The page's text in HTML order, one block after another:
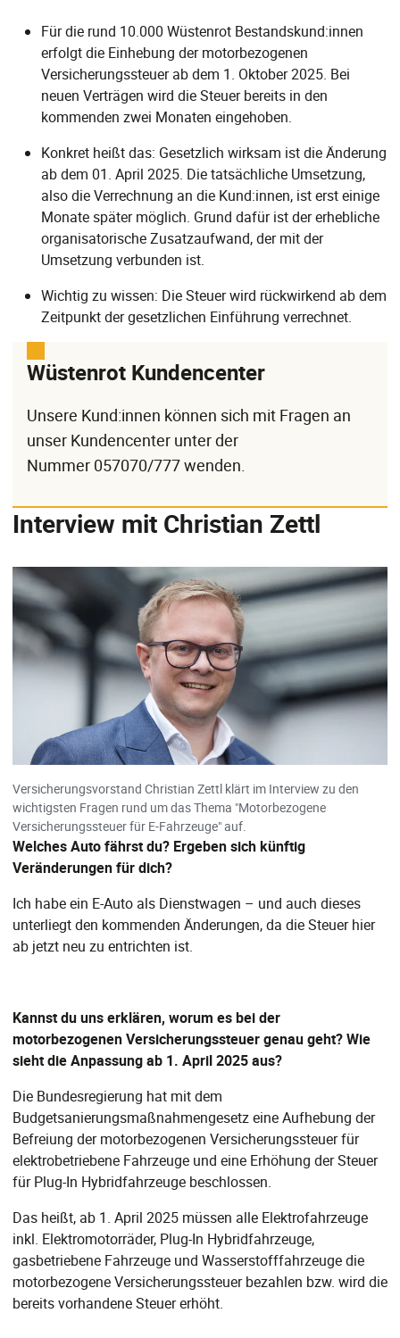
Für die rund 10.000 Wüstenrot Bestandskund:innen
erfolgt die Einhebung der motorbezogenen
Versicherungssteuer ab dem 1. Oktober 2025. Bei
neuen Verträgen wird die Steuer bereits in den
kommenden zwei Monaten eingehoben.
Konkret heißt das: Gesetzlich wirksam ist die Änderung
ab dem 01. April 2025. Die tatsächliche Umsetzung,
also die Verrechnung an die Kund:innen, ist erst einige
Monate später möglich. Grund dafür ist der erhebliche
organisatorische Zusatzaufwand, der mit der
Umsetzung verbunden ist.
Wichtig zu wissen: Die Steuer wird rückwirkend ab dem
Zeitpunkt der gesetzlichen Einführung verrechnet.
Wüstenrot Kundencenter
Unsere Kund:innen können sich mit Fragen an
unser Kundencenter unter der
Nummer 057070/777 wenden.
Interview mit Christian Zettl
Versicherungsvorstand Christian Zettl klärt im Interview zu den
wichtigsten Fragen rund um das Thema "Motorbezogene
Versicherungssteuer für E-Fahrzeuge" auf.
Welches Auto fährst du? Ergeben sich künftig
Veränderungen für dich?
Ich habe ein E-Auto als Dienstwagen – und auch dieses
unterliegt den kommenden Änderungen, da die Steuer hier
ab jetzt neu zu entrichten ist.
Kannst du uns erklären, worum es bei der
motorbezogenen Versicherungssteuer genau geht? Wie
sieht die Anpassung ab 1. April 2025 aus?
Die Bundesregierung hat mit dem
Budgetsanierungsmaßnahmengesetz eine Aufhebung der
Befreiung der motorbezogenen Versicherungssteuer für
elektrobetriebene Fahrzeuge und eine Erhöhung der Steuer
für Plug-In Hybridfahrzeuge beschlossen.
Das heißt, ab 1. April 2025 müssen alle Elektrofahrzeuge
inkl. Elektromotorräder, Plug-In Hybridfahrzeuge,
gasbetriebene Fahrzeuge und Wasserstofffahrzeuge die
motorbezogene Versicherungssteuer bezahlen bzw. wird die
bereits vorhandene Steuer erhöht.